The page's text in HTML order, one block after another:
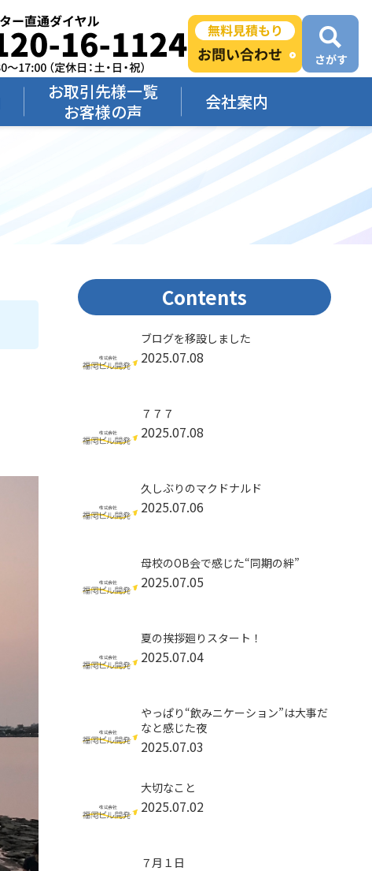
お取引先様一覧
お客様の声
会社案内
Contents
ブログを移設しました
2025.07.08
７７７
2025.07.08
久しぶりのマクドナルド
2025.07.06
母校のOB会で感じた“同期の絆”
2025.07.05
夏の挨拶廻りスタート！
2025.07.04
やっぱり“飲みニケーション”は大事だ
なと感じた夜
2025.07.03
大切なこと
2025.07.02
７月１日